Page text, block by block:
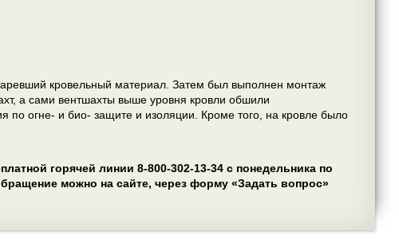
кровельный материал. Затем был выполнен монтаж
а сами вентшахты выше уровня кровли обшили
огне- и био- защите и изоляции. Кроме того, на кровле было
горячей линии 8-800-302-13-34 с понедельника по
можно на сайте, через форму «Задать вопрос»